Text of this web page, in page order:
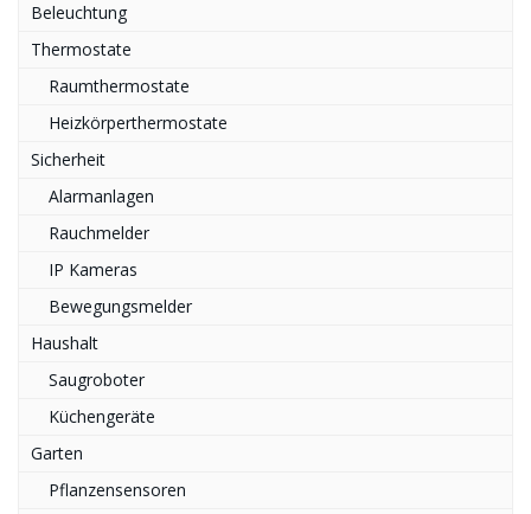
Beleuchtung
Thermostate
Raumthermostate
Heizkörperthermostate
Sicherheit
Alarmanlagen
Rauchmelder
IP Kameras
Bewegungsmelder
Haushalt
Saugroboter
Küchengeräte
Garten
Pflanzensensoren